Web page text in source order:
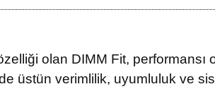
olan DIMM Fit,
üstün verimlilik, uyumluluk ve